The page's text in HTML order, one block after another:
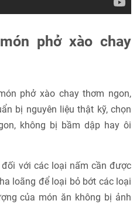
phở xào chay
phở xào chay thơm ngon,
bị nguyên liệu thật kỹ, chọn
không bị bầm dập hay ôi
đối với các loại nấm cần được
loãng để loại bỏ bớt các loại
của món ăn không bị ảnh